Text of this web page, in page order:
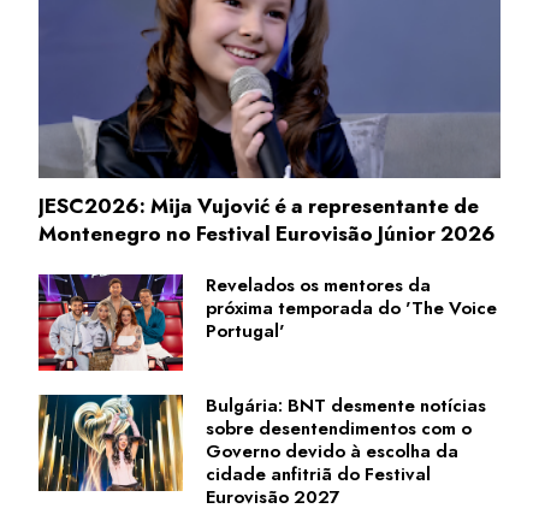
JESC2026: Mija Vujović é a representante de
Montenegro no Festival Eurovisão Júnior 2026
Revelados os mentores da
próxima temporada do 'The Voice
Portugal'
Bulgária: BNT desmente notícias
sobre desentendimentos com o
Governo devido à escolha da
cidade anfitriã do Festival
Eurovisão 2027